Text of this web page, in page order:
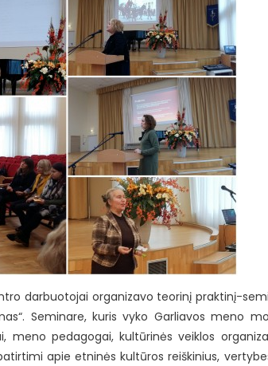
darbuotojai organizavo teorinį praktinį-
Seminare, kuris vyko Garliavos meno
meno pedagogai, kultūrinės veiklos
apie etninės kultūros reiškinius,